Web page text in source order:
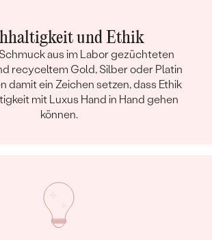
und Ethik
aus im Labor gezüchteten
recyceltem Gold, Silber oder Platin
damit ein Zeichen setzen, dass Ethik
mit Luxus Hand in Hand gehen
können.